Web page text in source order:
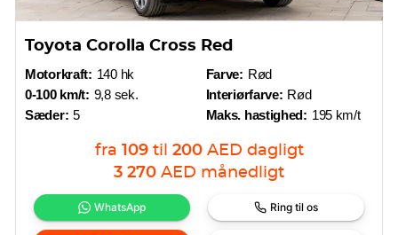
Toyota Corolla Cross Red
Motorkraft: 140 hk
0-100 km/t: 9,8 sek.
Sæder: 5
Farve: Rød
Interiørfarve: Rød
Maks. hastighed: 195 km/t
fra 109 til 200 AED dagligt
3 270 AED månedligt
WhatsApp Ring til os